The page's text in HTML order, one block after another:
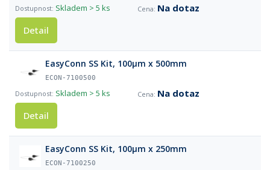
Skladem > 5 ks
Na dotaz
Detail
EasyConn SS Kit, 100µm x 500mm
ECON-7100500
Skladem > 5 ks
Na dotaz
Detail
EasyConn SS Kit, 100µm x 250mm
ECON-7100250